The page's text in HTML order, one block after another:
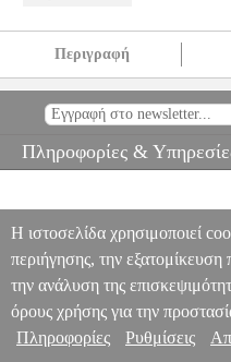
Περιγραφή
MSC.601578 ΜΟΥΣΙΚΑ
Πληροφορίες &
Η ιστοσελίδα χρησιμοποιεί
περιήγησης, την εξατομίκευση
την ανάλυση της
όρους χρήσης για την
Πληροφορίες
Ρυθμίσεις